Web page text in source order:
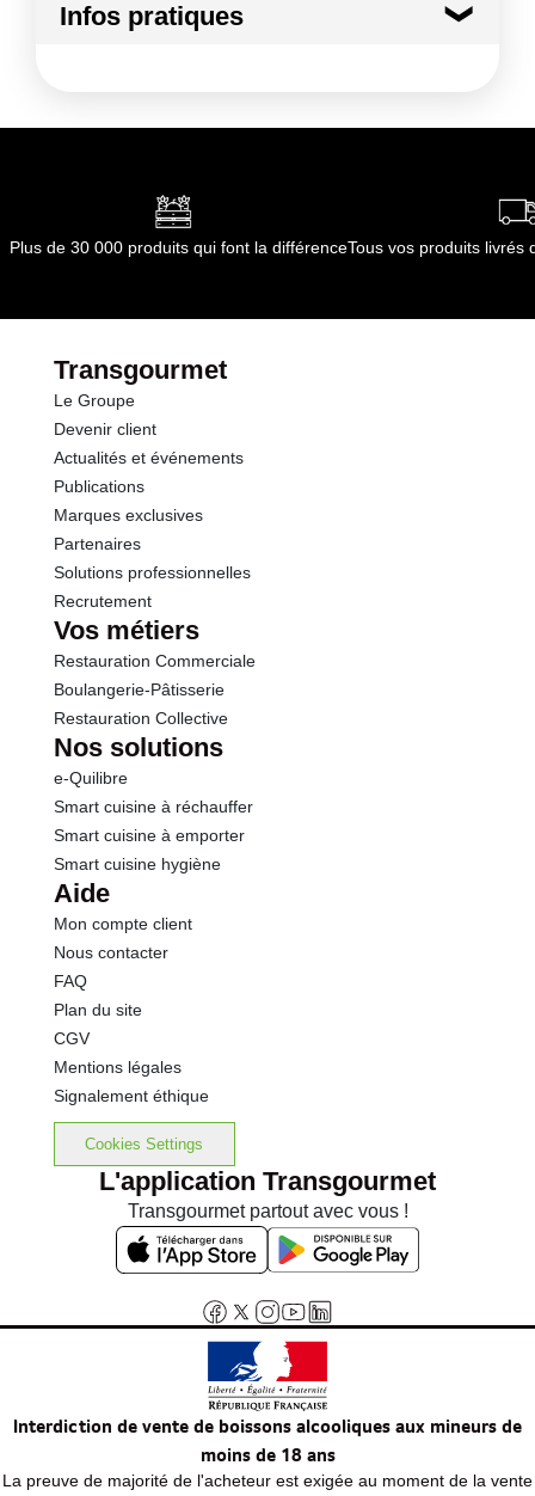
Infos pratiques
Conformément aux informations transmises
Plus de 30 000 produits qui font la différenceTous vos produits livrés
Transgourmet
Le Groupe
Devenir client
Actualités et événements
Publications
Marques exclusives
Partenaires
Solutions professionnelles
Recrutement
Vos métiers
Restauration Commerciale
Boulangerie-Pâtisserie
Restauration Collective
Nos solutions
e-Quilibre
Smart cuisine à réchauffer
Smart cuisine à emporter
Smart cuisine hygiène
Aide
Mon compte client
Nous contacter
FAQ
Plan du site
CGV
Mentions légales
Signalement éthique
Cookies Settings
L'application Transgourmet
Transgourmet partout avec vous !
Interdiction de vente de boissons alcooliques aux mineurs de
moins de 18 ans
La preuve de majorité de l'acheteur est exigée au moment de la vente